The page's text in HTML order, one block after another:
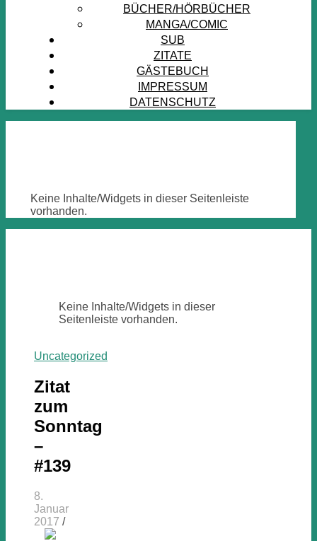
BÜCHER/HÖRBÜCHER
MANGA/COMIC
SUB
ZITATE
GÄSTEBUCH
IMPRESSUM
DATENSCHUTZ
Keine Inhalte/Widgets in dieser Seitenleiste
vorhanden.
Keine Inhalte/Widgets in dieser
Seitenleiste vorhanden.
Uncategorized
Zitat
zum
Sonntag
–
#139
8.
Januar
2017 /